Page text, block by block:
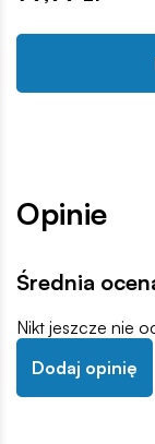
Opinie
Średnia
Nikt jeszcze nie
Dodaj opinię